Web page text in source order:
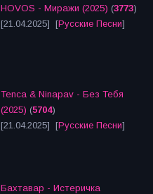
HOVOS - Миражи (2025) (3773)
[21.04.2025] [Русские Песни]
Tenca & Ninapav - Без Тебя
(2025) (5704)
[21.04.2025] [Русские Песни]
Бахтавар - Истеричка